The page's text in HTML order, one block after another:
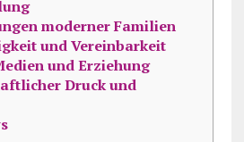
moderner Familien
und Vereinbarkeit
und Erziehung
Druck und